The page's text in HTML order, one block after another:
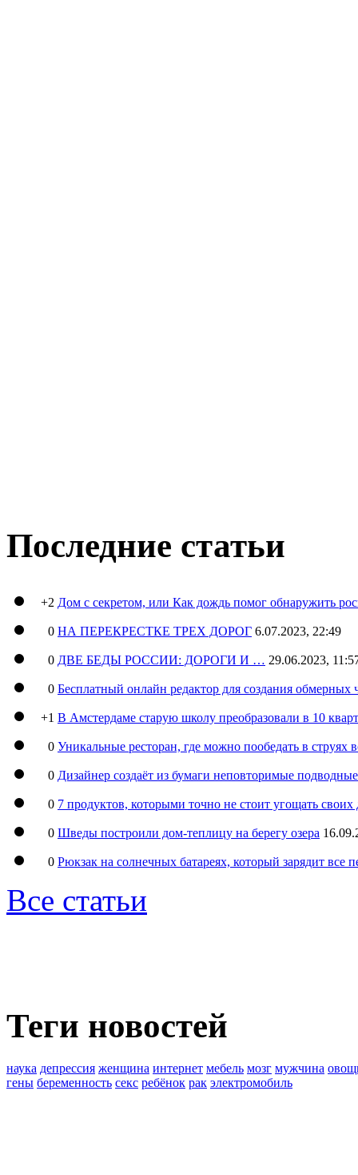
Последние статьи
+2 Дом с секретом, или Как дождь помог обнаружить
0 НА ПЕРЕКРЕСТКЕ ТРЕХ ДОРОГ 6.07.2023, 22:49
0 ДВЕ БЕДЫ РОССИИ: ДОРОГИ И … 29.06.2023,
0 Бесплатный онлайн редактор для создания обмерных
+1 В Амстердаме старую школу преобразовали в 10
0 Уникальные ресторан, где можно пообедать в струях
0 Дизайнер создаёт из бумаги неповторимые
0 7 продуктов, которыми точно не стоит угощать
0 Шведы построили дом-теплицу на берегу озера
0 Рюкзак на солнечных батареях, который зарядит все
Все статьи
Теги новостей
наука депрессия женщина интернет мебель мозг мужчина
гены беременность секс ребёнок рак электромобиль